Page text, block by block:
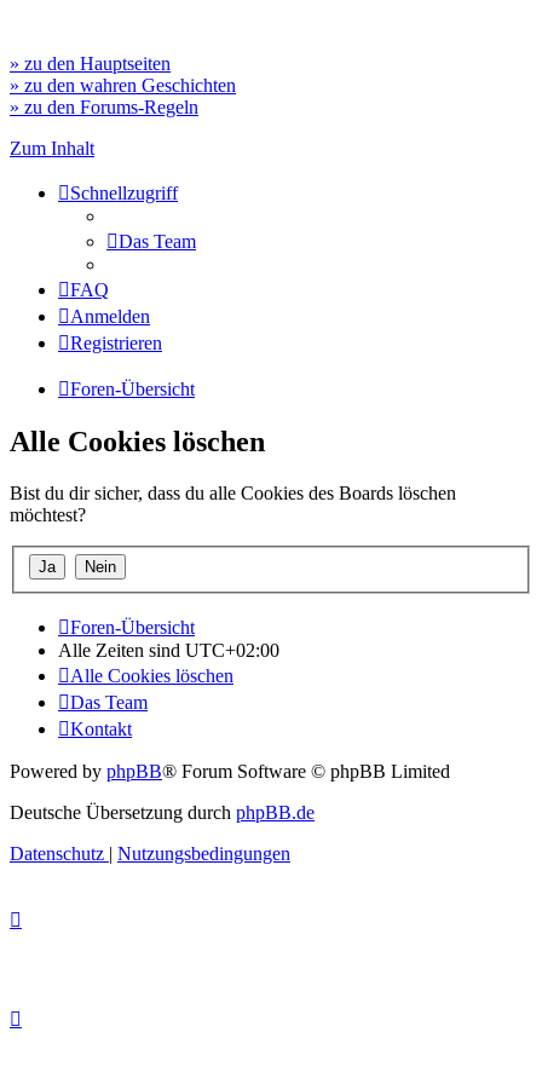
» zu den Hauptseiten
» zu den wahren Geschichten
» zu den Forums-Regeln
Zum Inhalt
Schnellzugriff
Das Team
FAQ
Anmelden
Registrieren
Foren-Übersicht
Alle Cookies löschen
Bist du dir sicher, dass du alle Cookies des Boards löschen
möchtest?
Foren-Übersicht
Alle Zeiten sind UTC+02:00
Alle Cookies löschen
Das Team
Kontakt
Powered by phpBB® Forum Software © phpBB Limited
Deutsche Übersetzung durch phpBB.de
Datenschutz | Nutzungsbedingungen